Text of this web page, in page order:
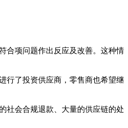
合项问题作出反应及改善。这种情
行了投资供应商，零售商也希望继
社会合规退款、大量的供应链的处